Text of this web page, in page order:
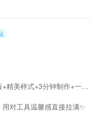
上一篇：满月宴电子请帖天花板！可爱模板+精美样式+3分钟制作+一键发送，新手也能拿捏
对工具温馨感直接拉满✨